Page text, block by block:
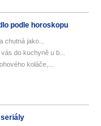
podle horoskopu
chutná jako...
do kuchyně u b...
koláče,...